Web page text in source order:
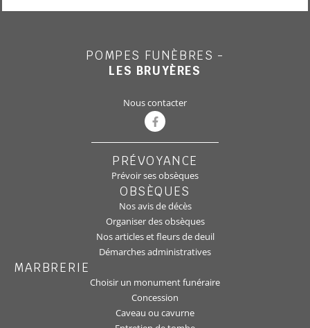
POMPES FUNÈBRES -
LES BRUYÈRES
Nous contacter
PRÉVOYANCE
Prévoir ses obsèques
OBSÈQUES
Nos avis de décès
Organiser des obsèques
Nos articles et fleurs de deuil
Démarches administratives
MARBRERIE
Choisir un monument funéraire
Concession
Caveau ou cavurne